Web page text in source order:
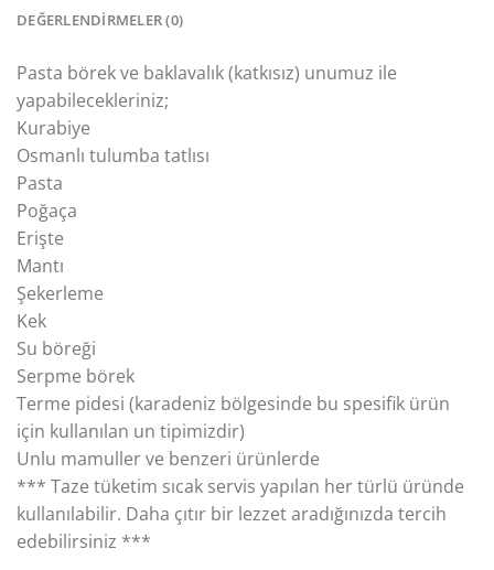
DEĞERLENDIRMELER (0)
Pasta börek ve baklavalık (katkısız) unumuz ile
yapabilecekleriniz;
Kurabiye
Osmanlı tulumba tatlısı
Pasta
Poğaça
Erişte
Mantı
Şekerleme
Kek
Su böreği
Serpme börek
Terme pidesi (karadeniz bölgesinde bu spesifik ürün
için kullanılan un tipimizdir)
Unlu mamuller ve benzeri ürünlerde
*** Taze tüketim sıcak servis yapılan her türlü üründe
kullanılabilir. Daha çıtır bir lezzet aradığınızda tercih
edebilirsiniz ***